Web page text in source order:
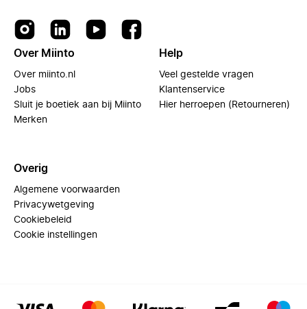
Over Miinto
Over miinto.nl
Jobs
Sluit je boetiek aan bij Miinto
Merken
Help
Veel gestelde vragen
Klantenservice
Hier herroepen (Retourneren)
Overig
Algemene voorwaarden
Privacywetgeving
Cookiebeleid
Cookie instellingen